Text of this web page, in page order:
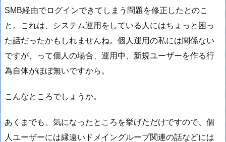
SMB経由でログインできてしまう問題を修正したとのこ
と。これは、システム運用をしている人にはちょっと困っ
た話だったかもしれませんね。個人運用の私には関係ない
ですが、って個人の場合、運用中、新規ユーザーを作る行
為自体がほぼ無いですから。
こんなところでしょうか。
あくまでも、気になったところを挙げただけですので、個
人ユーザーには縁遠いドメイングループ関連の話などには